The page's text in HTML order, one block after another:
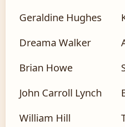
Geraldine Hughes
Dreama Walker
Brian Howe
John Carroll Lynch
William Hill